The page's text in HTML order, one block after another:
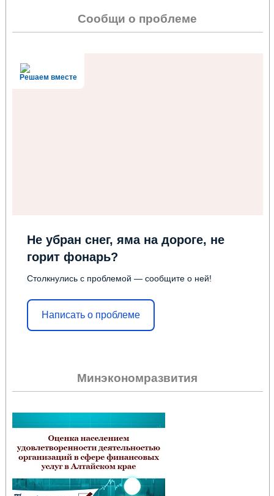
Сообщи о проблеме
Решаем вместе
Не убран снег, яма на дороге, не
горит фонарь?
Столкнулись с проблемой — сообщите о ней!
Написать о проблеме
Минэкономразвития